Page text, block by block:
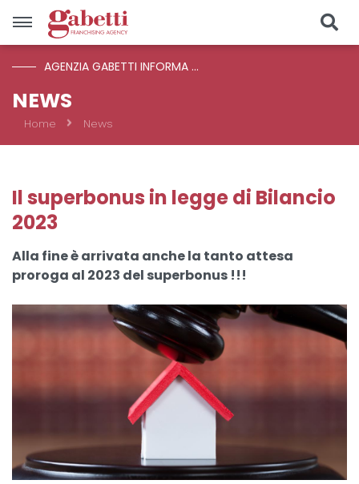
Tipologia
CERCA
AGENZIA GABETTI INFORMA ...
NEWS
Home News
Il superbonus in legge di Bilancio
2023
Alla fine è arrivata anche la tanto attesa
proroga al 2023 del superbonus !!!